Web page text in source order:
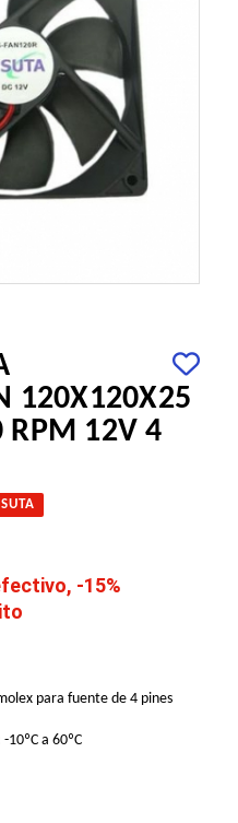
120X120X25
RPM 12V 4
-15%
para fuente de 4 pines
a 60ºC